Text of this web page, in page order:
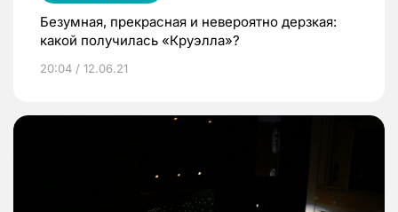
Безумная, прекрасная и невероятно дерзкая:
какой получилась «Круэлла»?
20:04 / 12.06.21